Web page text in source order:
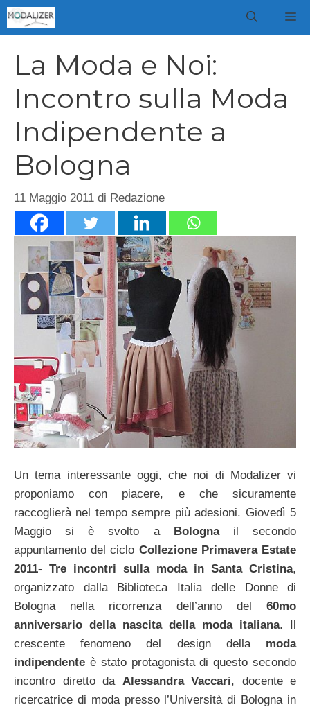
Vai
al
La Moda e Noi:
Incontro sulla Moda
Indipendente a
Bologna
11 Maggio 2011 di Redazione
Un tema interessante oggi, che noi di Modalizer vi
proponiamo con piacere, e che sicuramente
raccoglierà nel tempo sempre più adesioni. Giovedì 5
Maggio si è svolto a Bologna il secondo
appuntamento del ciclo Collezione Primavera Estate
2011- Tre incontri sulla moda in Santa Cristina,
organizzato dalla Biblioteca Italia delle Donne di
Bologna nella ricorrenza dell’anno del 60mo
anniversario della nascita della moda italiana. Il
crescente fenomeno del design della moda
indipendente è stato protagonista di questo secondo
incontro diretto da Alessandra Vaccari, docente e
ricercatrice di moda presso l’Università di Bologna in